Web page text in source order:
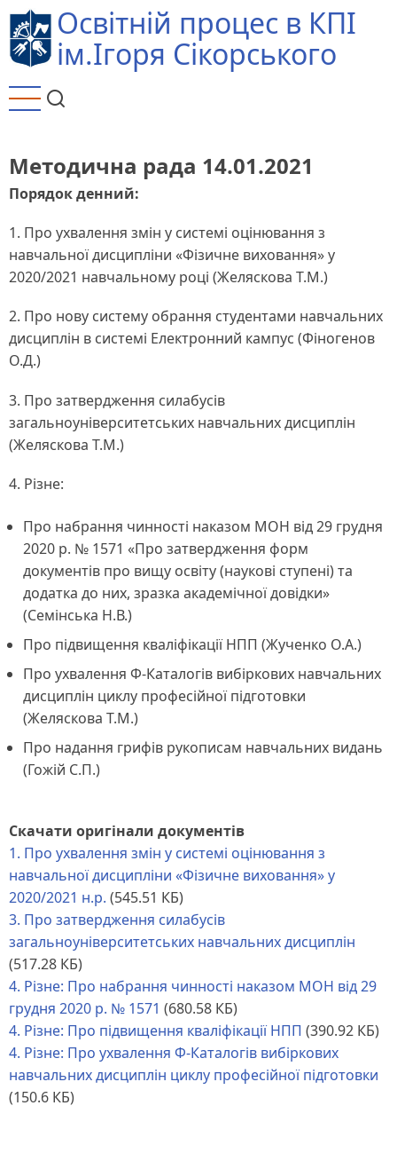
Перейти
до
основного
Освітній процес в КПІ
ім.Ігоря Сікорського
Методична рада 14.01.2021
Порядок денний:
1. Про ухвалення змін у системі оцінювання з
навчальної дисципліни «Фізичне виховання» у
2020/2021 навчальному році (Желяскова Т.М.)
2. Про нову систему обрання студентами навчальних
дисциплін в системі Електронний кампус (Фіногенов
О.Д.)
3. Про затвердження силабусів
загальноуніверситетських навчальних дисциплін
(Желяскова Т.М.)
4. Різне:
Про набрання чинності наказом МОН від 29 грудня
2020 р. № 1571 «Про затвердження форм
документів про вищу освіту (наукові ступені) та
додатка до них, зразка академічної довідки»
(Семінська Н.В.)
Про підвищення кваліфікації НПП (Жученко О.А.)
Про ухвалення Ф-Каталогів вибіркових навчальних
дисциплін циклу професійної підготовки
(Желяскова Т.М.)
Про надання грифів рукописам навчальних видань
(Гожій С.П.)
Скачати оригінали документів
1. Про ухвалення змін у системі оцінювання з
навчальної дисципліни «Фізичне виховання» у
2020/2021 н.р. (545.51 КБ)
3. Про затвердження силабусів
загальноуніверситетських навчальних дисциплін
(517.28 КБ)
4. Різне: Про набрання чинності наказом МОН від 29
грудня 2020 р. № 1571 (680.58 КБ)
4. Різне: Про підвищення кваліфікації НПП (390.92 КБ)
4. Різне: Про ухвалення Ф-Каталогів вибіркових
навчальних дисциплін циклу професійної підготовки
(150.6 КБ)